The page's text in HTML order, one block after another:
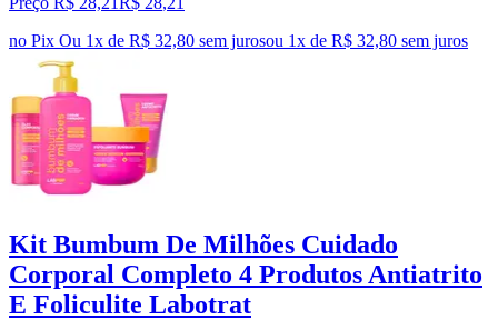
no Pix Ou 1x de R$ 32,80 sem jurosou 1x de R$ 32,80 sem juros
Kit Bumbum De Milhões Cuidado
Corporal Completo 4 Produtos Antiatrito
E Foliculite Labotrat